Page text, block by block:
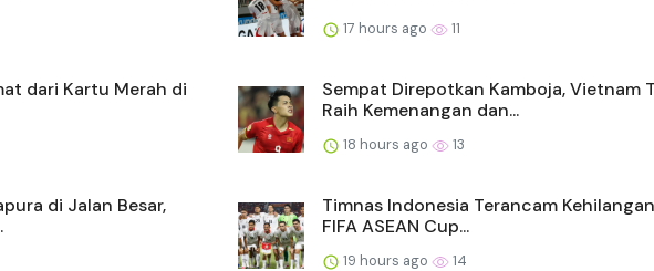
17 hours ago 11
dari Kartu Merah di
Sempat Direpotkan Kamboja, Vietnam
Raih Kemenangan dan...
18 hours ago 13
di Jalan Besar,
Timnas Indonesia Terancam
FIFA ASEAN Cup...
19 hours ago 14